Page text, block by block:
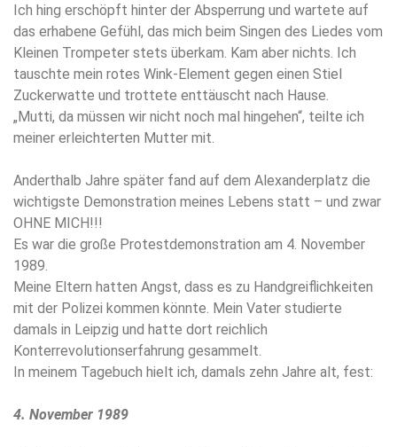
Ich hing erschöpft hinter der Absperrung und wartete auf
das erhabene Gefühl, das mich beim Singen des Liedes vom
Kleinen Trompeter stets überkam. Kam aber nichts. Ich
tauschte mein rotes Wink-Element gegen einen Stiel
Zuckerwatte und trottete enttäuscht nach Hause.
„Mutti, da müssen wir nicht noch mal hingehen“, teilte ich
meiner erleichterten Mutter mit.
Anderthalb Jahre später fand auf dem Alexanderplatz die
wichtigste Demonstration meines Lebens statt – und zwar
OHNE MICH!!!
Es war die große Protestdemonstration am 4. November
1989.
Meine Eltern hatten Angst, dass es zu Handgreiflichkeiten
mit der Polizei kommen könnte. Mein Vater studierte
damals in Leipzig und hatte dort reichlich
Konterrevolutionserfahrung gesammelt.
In meinem Tagebuch hielt ich, damals zehn Jahre alt, fest:
4. November 1989